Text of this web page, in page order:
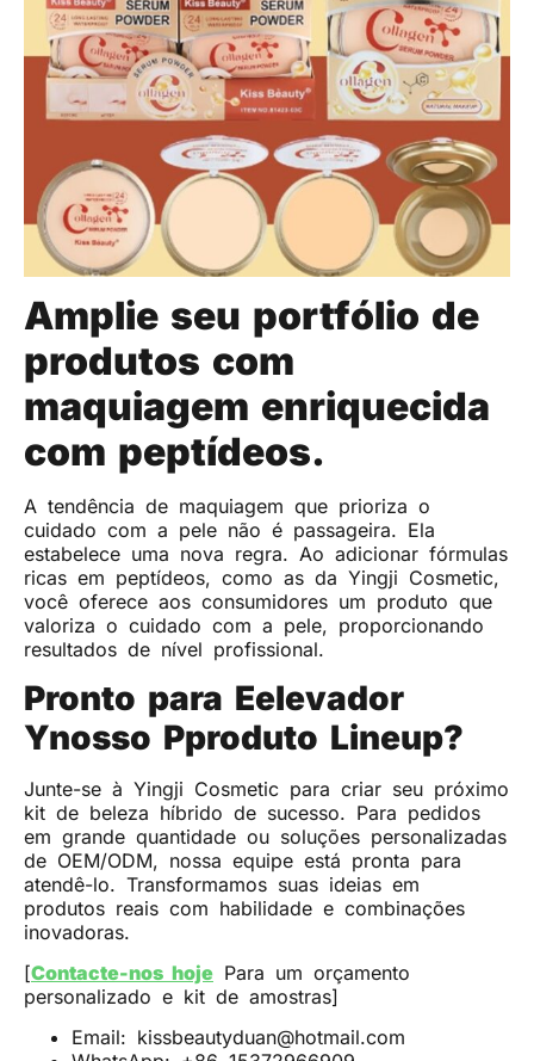
Amplie seu portfólio de
produtos com
maquiagem enriquecida
com peptídeos.
A tendência de maquiagem que prioriza o
cuidado com a pele não é passageira. Ela
estabelece uma nova regra. Ao adicionar fórmulas
ricas em peptídeos, como as da Yingji Cosmetic,
você oferece aos consumidores um produto que
valoriza o cuidado com a pele, proporcionando
resultados de nível profissional.
Pronto para Eelevador
Ynosso Pproduto Lineup?
Junte-se à Yingji Cosmetic para criar seu próximo
kit de beleza híbrido de sucesso. Para pedidos
em grande quantidade ou soluções personalizadas
de OEM/ODM, nossa equipe está pronta para
atendê-lo. Transformamos suas ideias em
produtos reais com habilidade e combinações
inovadoras.
[Contacte-nos hoje Para um orçamento
personalizado e kit de amostras]
Email: kissbeautyduan@hotmail.com